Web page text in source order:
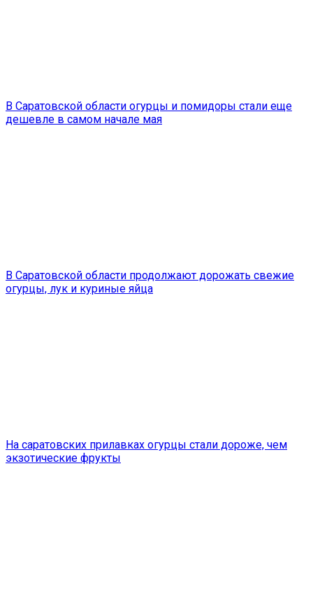
В Саратовской области огурцы и помидоры стали еще
дешевле в самом начале мая
В Саратовской области продолжают дорожать свежие
огурцы, лук и куриные яйца
На саратовских прилавках огурцы стали дороже, чем
экзотические фрукты